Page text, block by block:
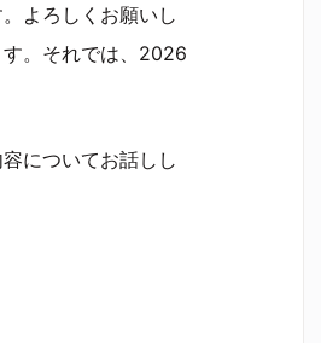
よろしくお願いし
。それでは、2026
についてお話しし